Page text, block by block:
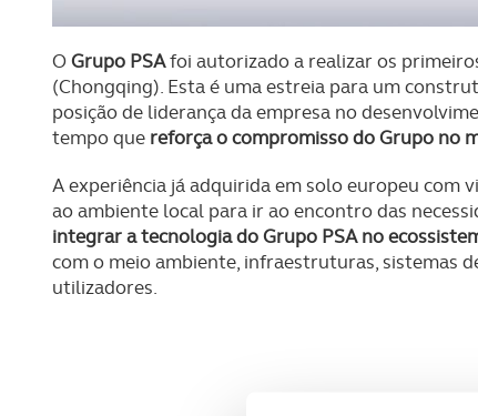
OGrupo PSAfoi autorizado a realizar os
(Chongqing). Esta é uma estreia para um
posição de liderança da empresa no
tempo que reforça o compromisso do Grupo no
A experiência já adquirida em solo europeu
ao ambiente local para ir ao encontro das
integrar a tecnologia do Grupo PSA no
com o meio ambiente, infraestruturas, sistemas
utilizadores.